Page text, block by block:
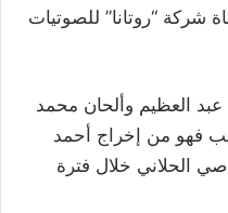
شركة “روتانا” للصوتيات
العظيم وألحان محمد
فهو من إخراج أحمد
الحلاني خلال فترة